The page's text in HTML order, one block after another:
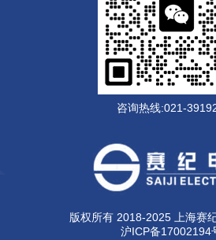
咨询热线:021-
版权所有 2018-2025 上海赛
沪ICP备17002194